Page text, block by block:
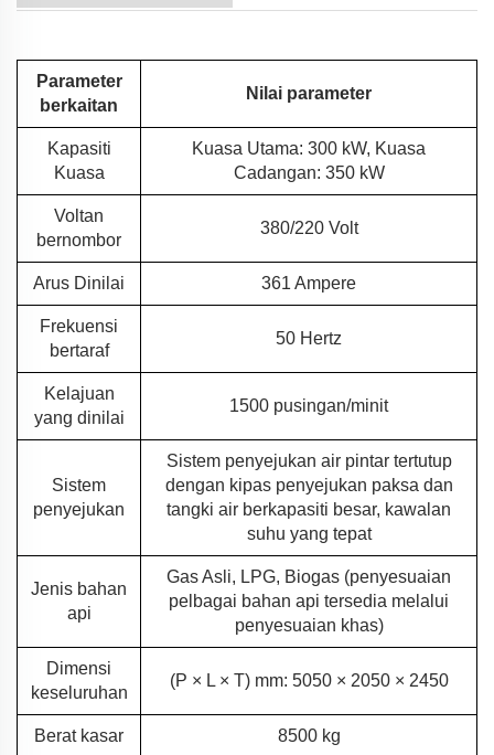
Parameter
berkaitan
Nilai parameter
Kapasiti
Kuasa
Kuasa Utama: 300 kW, Kuasa
Cadangan: 350 kW
Voltan
bernombor
380/220 Volt
Arus Dinilai 361 Ampere
Frekuensi
bertaraf
50 Hertz
Kelajuan
yang dinilai
1500 pusingan/minit
Sistem
penyejukan
Sistem penyejukan air pintar tertutup
dengan kipas penyejukan paksa dan
tangki air berkapasiti besar, kawalan
suhu yang tepat
Jenis bahan
api
Gas Asli, LPG, Biogas (penyesuaian
pelbagai bahan api tersedia melalui
penyesuaian khas)
Dimensi
keseluruhan
(P × L × T) mm: 5050 × 2050 × 2450
Berat kasar 8500 kg